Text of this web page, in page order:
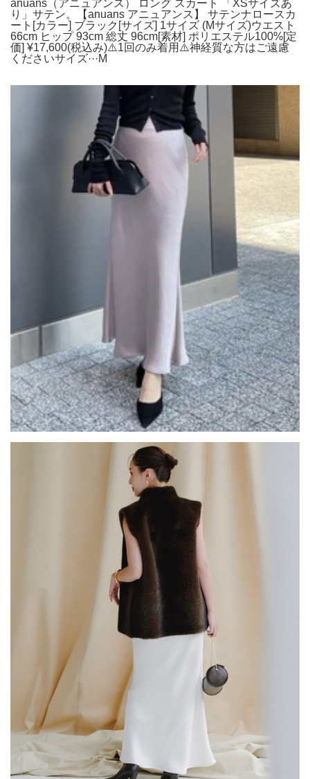
anuans（アニュアンス） ロング スカート 「XSサイズあ
り」サテン。【anuans アニュアンス】 サテンナロースカ
ート[カラー] ブラック[サイズ] 1サイズ (Mサイズ)ウエスト
66cm ヒップ 93cm 総丈 96cm[素材] ポリエステル100%[定
価] ¥17,600(税込み)⚠️1回のみ着用⚠️神経質な方はご遠慮
くださいサイズ···M